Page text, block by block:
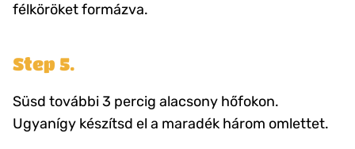
félköröket formázva.
Step 5.
Süsd további 3 percig alacsony hőfokon.
Ugyanígy készítsd el a maradék három omlettet.